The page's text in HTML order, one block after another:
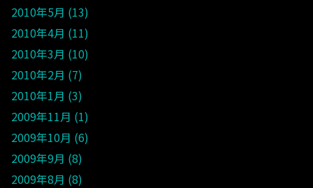
2010年5月 13
2010年4月 11
2010年3月 10
2010年2月 7
2010年1月 3
2009年11月 1
2009年10月 6
2009年9月 8
2009年8月 8